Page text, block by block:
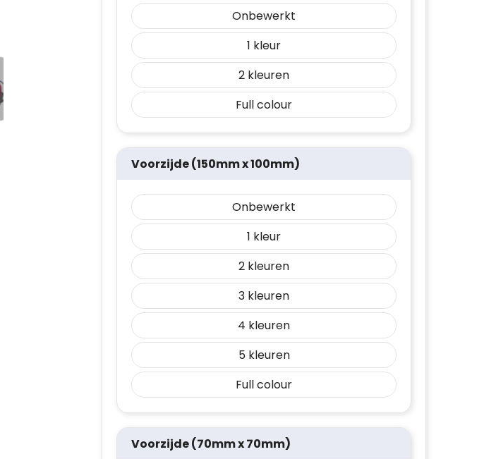
Onbewerkt
1
2
Full colour
Voorzijde (150mm x 100mm)
Onbewerkt
1
2
3
4
5
Full colour
Voorzijde (70mm x 70mm)